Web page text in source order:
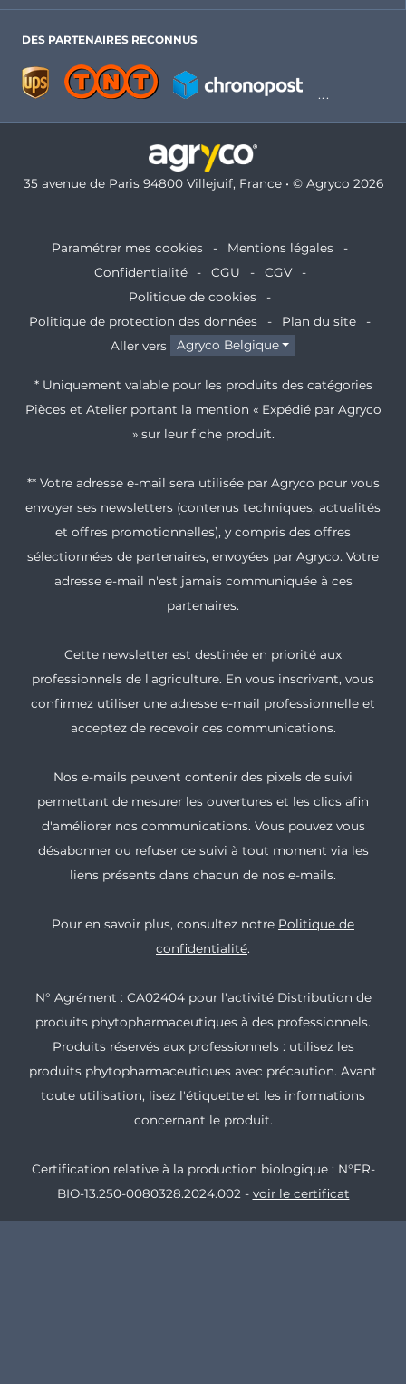
DES PARTENAIRES RECONNUS
35 avenue de Paris 94800 Villejuif, France • © Agryco 2026
Paramétrer mes cookies
Mentions légales
Confidentialité
CGU
CGV
Politique de cookies
Politique de protection des données
Plan du site
Aller vers
Agryco Belgique
* Uniquement valable pour les produits des catégories
Pièces et Atelier portant la mention « Expédié par Agryco
» sur leur fiche produit.
** Votre adresse e-mail sera utilisée par Agryco pour vous
envoyer ses newsletters (contenus techniques, actualités
et offres promotionnelles), y compris des offres
sélectionnées de partenaires, envoyées par Agryco. Votre
adresse e-mail n'est jamais communiquée à ces
partenaires.
Cette newsletter est destinée en priorité aux
professionnels de l'agriculture. En vous inscrivant, vous
confirmez utiliser une adresse e-mail professionnelle et
acceptez de recevoir ces communications.
Nos e-mails peuvent contenir des pixels de suivi
permettant de mesurer les ouvertures et les clics afin
d'améliorer nos communications. Vous pouvez vous
désabonner ou refuser ce suivi à tout moment via les
liens présents dans chacun de nos e-mails.
Pour en savoir plus, consultez notre Politique de
confidentialité.
N° Agrément : CA02404 pour l'activité Distribution de
produits phytopharmaceutiques à des professionnels.
Produits réservés aux professionnels : utilisez les
produits phytopharmaceutiques avec précaution. Avant
toute utilisation, lisez l'étiquette et les informations
concernant le produit.
Certification relative à la production biologique : N°FR-
BIO-13.250-0080328.2024.002 - voir le certificat